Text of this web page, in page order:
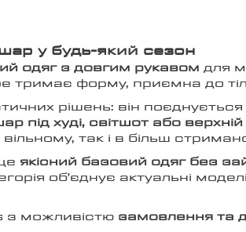
у будь-який сезон
одяг з довгим рукавом для
тримає форму, приємна до
рішень: він
під худі, світшот або
так і в більш
якісний базовий одяг без
об’єднує актуальні
з можливістю замовлення та